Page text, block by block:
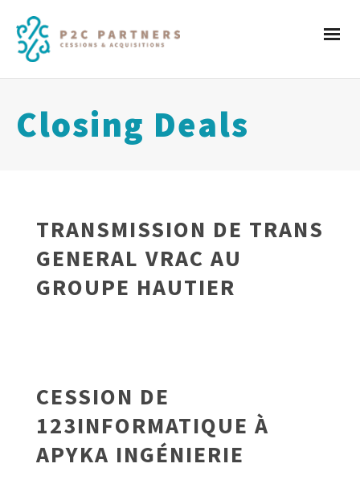
Closing Deals
TRANSMISSION DE TRANS
GENERAL VRAC AU
GROUPE HAUTIER
CESSION DE
123INFORMATIQUE À
APYKA INGÉNIERIE